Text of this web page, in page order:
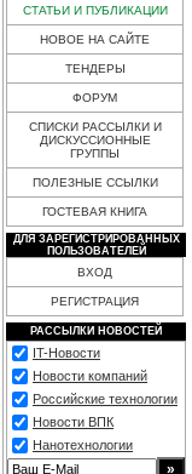
СТАТЬИ И ПУБЛИКАЦИИ
НОВОЕ НА САЙТЕ
ТЕНДЕРЫ
ФОРУМ
СПИСКИ РАССЫЛКИ И
ДИСКУССИОННЫЕ
ГРУППЫ
ПОЛЕЗНЫЕ ССЫЛКИ
ГОСТЕВАЯ КНИГА
ДЛЯ ЗАРЕГИСТРИРОВАННЫХ
ПОЛЬЗОВАТЕЛЕЙ
ВХОД
РЕГИСТРАЦИЯ
РАССЫЛКИ НОВОСТЕЙ
IT-Новости
Новости компаний
Российские технологии
Новости ВПК
Нанотехнологии